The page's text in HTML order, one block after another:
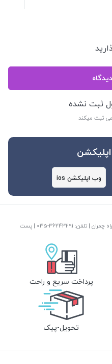
ثبت نشده
ثبت میکند
وب اپلیکشن ios
آدرس: یزد خیابان کاشانی از سمت مارکار قبل سراه چمران | تلفن: ‎035-36243291 | پست
پرداخت سریع و راحت
تحویل-پیک